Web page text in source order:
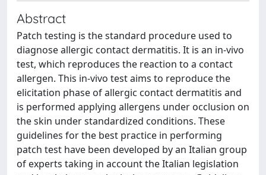
Abstract
Patch testing is the standard procedure used to
diagnose allergic contact dermatitis. It is an in-vivo
test, which reproduces the reaction to a contact
allergen. This in-vivo test aims to reproduce the
elicitation phase of allergic contact dermatitis and
is performed applying allergens under occlusion on
the skin under standardized conditions. These
guidelines for the best practice in performing
patch test have been developed by an Italian group
of experts taking in account the Italian legislation